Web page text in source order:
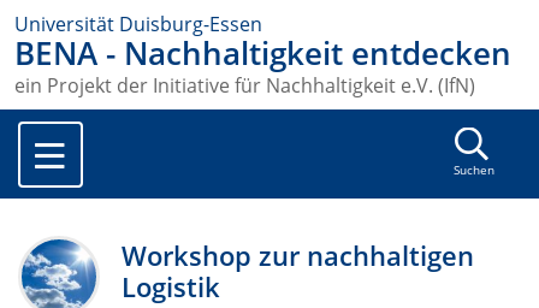
Universität Duisburg-Essen
BENA - Nachhaltigkeit entdecken
ein Projekt der Initiative für Nachhaltigkeit e.V. (IfN)
Suchen
Workshop zur nachhaltigen
Logistik